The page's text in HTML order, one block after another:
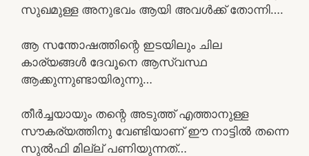
സുഖമുള്ള അനുഭവം ആയി അവൾക്ക് തോന്നി….
ആ സന്തോഷത്തിന്റെ ഇടയിലും ചില
കാര്യങ്ങൾ ദേവൂനെ ആസ്വസ്ഥ
ആക്കുന്നുണ്ടായിരുന്നു…
തീർച്ചയായും തന്റെ അടുത്ത് എത്താനുള്ള
സൗകര്യത്തിനു വേണ്ടിയാണ് ഈ നാട്ടിൽ തന്നെ
സുൽഫി മില്ല് പണിയുന്നത്…